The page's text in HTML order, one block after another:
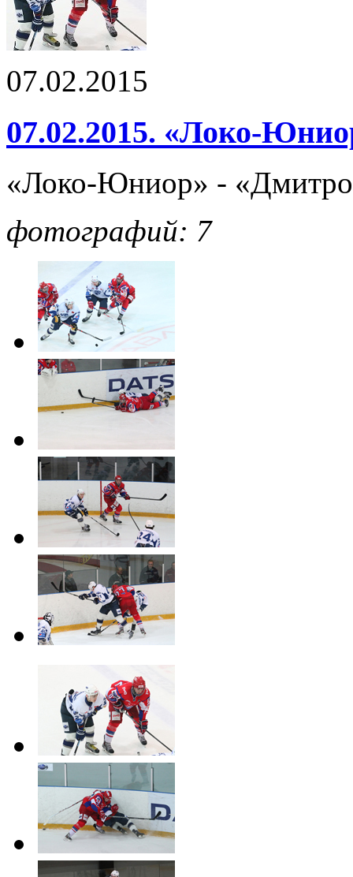
07.02.2015
07.02.2015. «Локо-
«Локо-Юниор» -
фотографий: 7